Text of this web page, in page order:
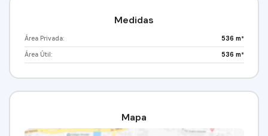
Medidas
Área Privada: 536 m²
Área Útil: 536 m²
Mapa